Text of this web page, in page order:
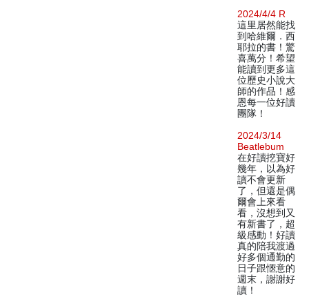
2024/4/4 R
這里居然能找
到哈維爾．西
耶拉的書！驚
喜萬分！希望
能讀到更多這
位歷史小說大
師的作品！感
恩每一位好讀
團隊！
2024/3/14
Beatlebum
在好讀挖寶好
幾年，以為好
讀不會更新
了，但還是偶
爾會上來看
看，沒想到又
有新書了，超
級感動！好讀
真的陪我渡過
好多個通勤的
日子跟愜意的
週末，謝謝好
讀！